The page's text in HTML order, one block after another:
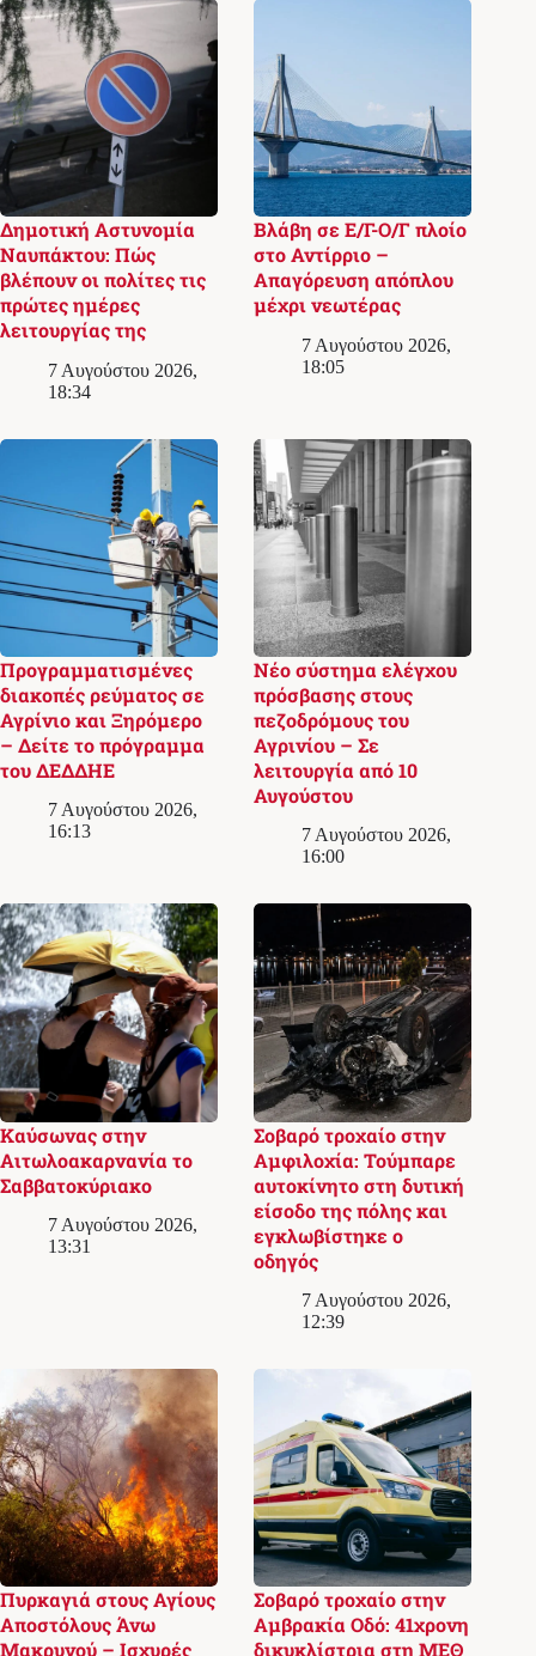
Δημοτική Αστυνομία
Ναυπάκτου: Πώς
βλέπουν οι πολίτες τις
πρώτες ημέρες
λειτουργίας της
7 Αυγούστου 2026,
18:34
Βλάβη σε Ε/Γ-Ο/Γ πλοίο
στο Αντίρριο –
Απαγόρευση απόπλου
μέχρι νεωτέρας
7 Αυγούστου 2026,
18:05
Προγραμματισμένες
διακοπές ρεύματος σε
Αγρίνιο και Ξηρόμερο
– Δείτε το πρόγραμμα
του ΔΕΔΔΗΕ
7 Αυγούστου 2026,
16:13
Νέο σύστημα ελέγχου
πρόσβασης στους
πεζοδρόμους του
Αγρινίου – Σε
λειτουργία από 10
Αυγούστου
7 Αυγούστου 2026,
16:00
Καύσωνας στην
Αιτωλοακαρνανία το
Σαββατοκύριακο
7 Αυγούστου 2026,
13:31
Σοβαρό τροχαίο στην
Αμφιλοχία: Τούμπαρε
αυτοκίνητο στη δυτική
είσοδο της πόλης και
εγκλωβίστηκε ο
οδηγός
7 Αυγούστου 2026,
12:39
Πυρκαγιά στους Αγίους
Αποστόλους Άνω
Μακρυνού – Ισχυρές
Σοβαρό τροχαίο στην
Αμβρακία Οδό: 41χρονη
δικυκλίστρια στη ΜΕΘ